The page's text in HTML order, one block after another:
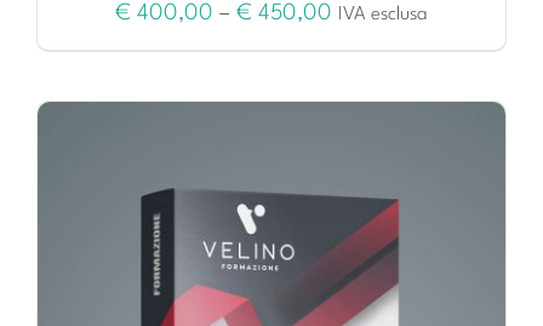
€ 400,00 – € 450,00 IVA esclusa